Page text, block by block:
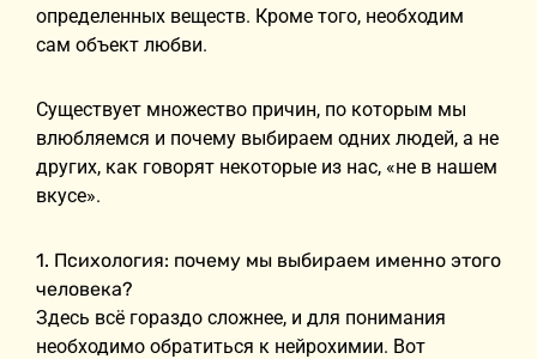
определенных веществ. Кроме того, необходим
сам объект любви.
Существует множество причин, по которым мы
влюбляемся и почему выбираем одних людей, а не
других, как говорят некоторые из нас, «не в нашем
вкусе».
1. Психология: почему мы выбираем именно этого
человека?
Здесь всё гораздо сложнее, и для понимания
необходимо обратиться к нейрохимии. Вот